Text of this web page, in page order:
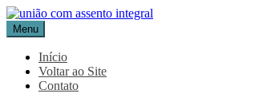
Pular
para
o
conteúdo
Blog Aceflan
Líder em Acessórios Industriais
Menu
Início
Voltar ao Site
Contato